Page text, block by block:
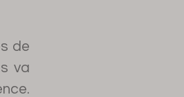
de
va